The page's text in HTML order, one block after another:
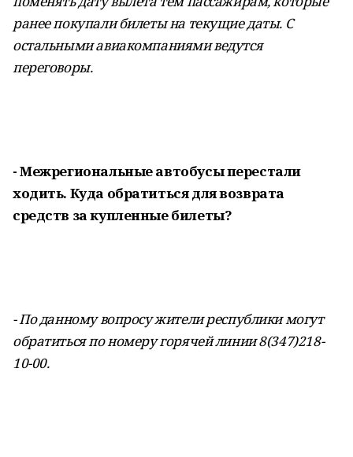
ранее покупали билеты на текущие даты. С
остальными авиакомпаниями ведутся
переговоры.
- Межрегиональные автобусы перестали
ходить. Куда обратиться для возврата
средств за купленные билеты?
- По данному вопросу жители республики могут
обратиться по номеру горячей линии 8(347)218-
10-00.